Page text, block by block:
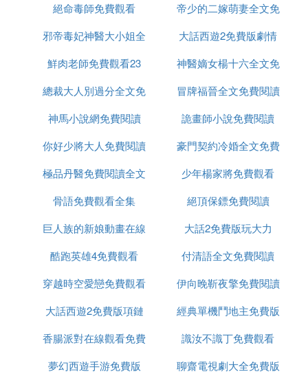
很好的文，結局he
23 落落清歡 ★★★★★ 很多人說好看，男主默默守
候女主的故事
24 只怪我們太貪玩 ★★★★★ 半死不活狀態，不過
也差不多，暫且當完吧
25 我們都愛過 ★★★★☆ 男主的名字太讓我噴飯了
26 桑之未落 ★★★★★☆ 青梅竹馬--朋友--小情人
28 青青陌上桑 ★★★★★故事中還有故事... 豪門愛
29 雙城故事 ★★★★★我喜歡的男孩，有世界上最
英俊的側面
免費六漫畫
絕命毒師免費觀看
帝少的二嫁萌妻全文免
費閱讀
邪帝毒妃神醫大小姐全
文免費閱讀全文
大話西遊2免費版劇情
鮮肉老師免費觀看23
神醫嫡女楊十六全文免
費閱讀
總裁大人別過分全文免
費閱讀
冒牌福晉全文免費閱讀
神馬小說網免費閱讀
詭畫師小說免費閱讀
你好少將大人免費閱讀
全文
豪門契約冷婚全文免費
閱讀
極品丹醫免費閱讀全文
少年楊家將免費觀看
骨語免費觀看全集
絕頂保鏢免費閱讀
巨人族的新娘動畫在線
觀看免費
大話2免費版玩大力
酷跑英雄4免費觀看
付清語全文免費閱讀
穿越時空愛戀免費觀看
伊向晚靳夜擎免費閱讀
大話西遊2免費版項鏈
經典單機鬥地主免費版
香腸派對在線觀看免費
識汝不識丁免費觀看
夢幻西遊手游免費版
聊齋電視劇大全免費版